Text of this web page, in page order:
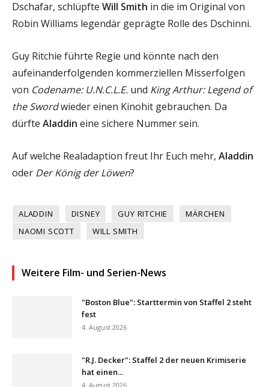
Dschafar, schlüpfte Will Smith in die im Original von
Robin Williams legendär geprägte Rolle des Dschinni.
Guy Ritchie führte Regie und könnte nach den
aufeinanderfolgenden kommerziellen Misserfolgen
von Codename: U.N.C.L.E. und King Arthur: Legend of
the Swordwieder einen Kinohit gebrauchen. Da
dürfte Aladdin eine sichere Nummer sein.
Auf welche Realadaption freut Ihr Euch mehr, Aladdin
oder Der König der Löwen?
ALADDIN DISNEY GUY RITCHIE
MÄRCHEN
NAOMI SCOTT
WILL SMITH
Weitere Film- und Serien-News
"Boston Blue": Starttermin von Staffel 2 steht
fest
4. August 2026
"R.J. Decker": Staffel 2 der neuen Krimiserie
hat einen...
4. August 2026